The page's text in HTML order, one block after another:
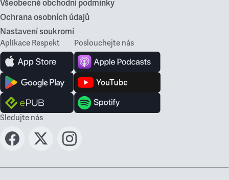
Všeobecné obchodní podmínky
Ochrana osobních údajů
Nastavení soukromí
Aplikace Respekt Poslouchejte nás
Sledujte nás